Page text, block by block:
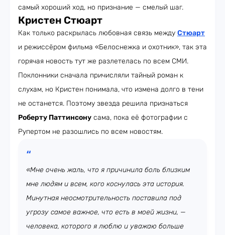
самый хороший ход, но признание — смелый шаг.
Кристен Стюарт
Как только раскрылась любовная связь между Стюарт
и режиссёром фильма «Белоснежка и охотник», так эта
горячая новость тут же разлетелась по всем СМИ.
Поклонники сначала причисляли тайный роман к
слухам, но Кристен понимала, что измена долго в тени
не останется. Поэтому звезда решила признаться
Роберту Паттинсону сама, пока её фотографии с
Рупертом не разошлись по всем новостям.
«Мне очень жаль, что я причинила боль близким
мне людям и всем, кого коснулась эта история.
Минутная неосмотрительность поставила под
угрозу самое важное, что есть в моей жизни, —
человека, которого я люблю и уважаю больше